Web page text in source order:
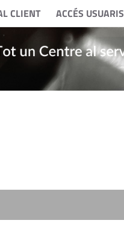
CLIENT ACCÉS USUARIS